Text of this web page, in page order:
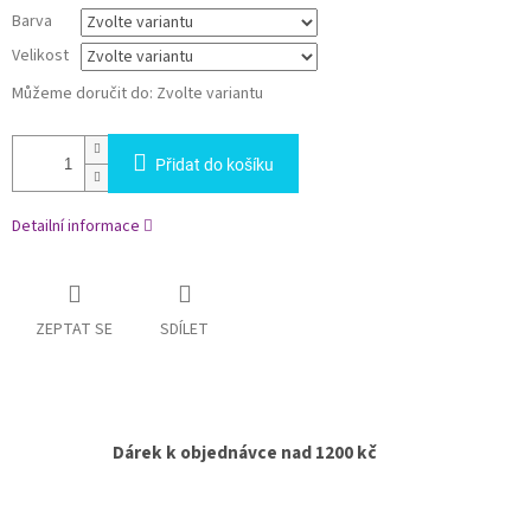
Barva
Velikost
Můžeme doručit do: Zvolte variantu
Přidat do košíku
Detailní informace
ZEPTAT SE SDÍLET
Dárek k objednávce nad 1200 kč